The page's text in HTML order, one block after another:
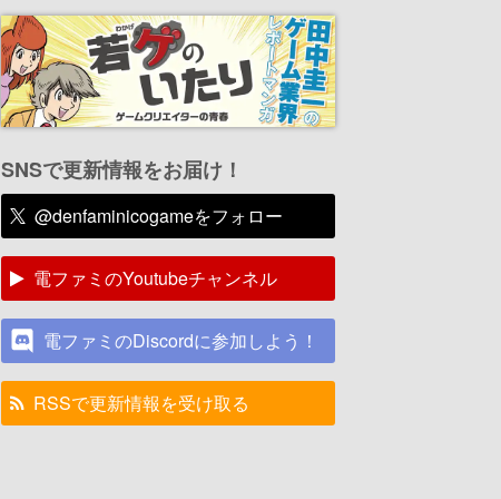
SNSで更新情報をお届け！
@denfaminicogameをフォロー
電ファミのYoutubeチャンネル
電ファミのDiscordに参加しよう！
RSSで更新情報を受け取る